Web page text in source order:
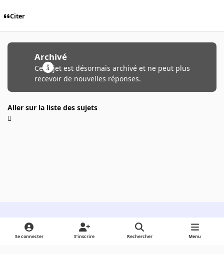
Citer
Archivé
Ce sujet est désormais archivé et ne peut plus
recevoir de nouvelles réponses.
Aller sur la liste des sujets
Light ModeDark ModeSystem Preference
Se connecter S’inscrire Rechercher Menu